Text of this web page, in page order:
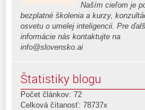
Naším cieľom je
bezplatné školenia a kurzy,
osvetu o umelej inteligencii. Pre
informácie nás kontaktujte na
info@slovensko.ai
Štatistiky blogu
Počet článkov: 72
Celková čítanosť: 78737x